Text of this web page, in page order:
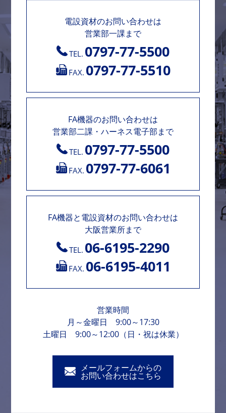
電設資材のお問い合わせは
営業部一課まで
TEL. 0797-77-5500
FAX. 0797-77-5510
FA機器のお問い合わせは
営業部二課・ハーネス電子部まで
TEL. 0797-77-5500
FAX. 0797-77-6061
FA機器と電設資材のお問い合わせは
大阪営業所まで
TEL. 06-6195-2290
FAX. 06-6195-4011
営業時間
月～金曜日 9:00～17:30
土曜日 9:00～12:00（日・祝は休業）
メールフォームからの
お問い合わせはこちら